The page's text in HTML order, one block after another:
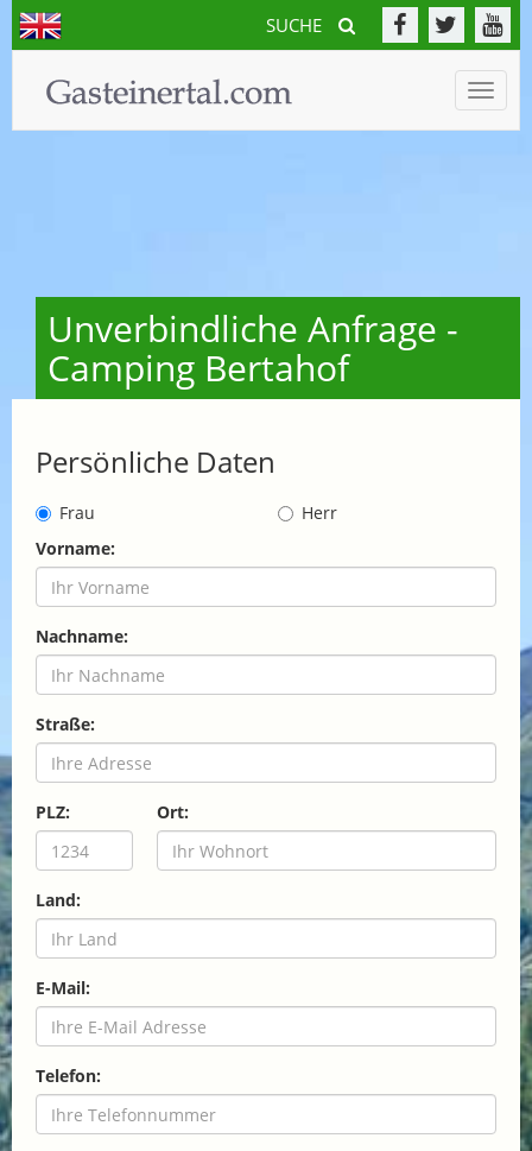
SUCHE
Toggle
Unverbindliche Anfrage -
Camping Bertahof
Persönliche Daten
Frau
Herr
Vorname:
Nachname:
Straße:
PLZ: Ort:
Land:
E-Mail:
Telefon: